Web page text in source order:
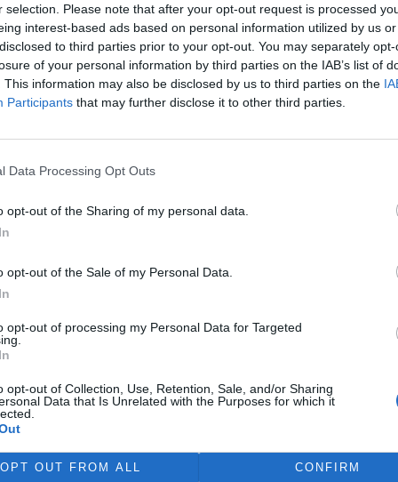
selection. Please note that after your opt-out request is processed
interest-based ads based on personal information utilized by us
to third parties prior to your opt-out. You may separately
of your personal information by third parties on the IAB’s list of
This information may also be disclosed by us to third parties on the
Participants that may further disclose it to other third parties.
Data Processing Opt Outs
opt-out of the Sharing of my personal data.
opt-out of the Sale of my Personal Data.
opt-out of processing my Personal Data for Targeted
opt-out of Collection, Use, Retention, Sale, and/or Sharing
Data that Is Unrelated with the Purposes for which it
OPT OUT FROM ALL CONFIRM
nevyřeší jen nová
stávajících
380 tisíc domácností v
potřebuje cenově dostupné
rozvoj se to týká přibližně
v nájmu. K řešení
výstavby nutné
budov. Ty mohou
využití objektů v centrech
provozní náklady.
na bydlení více než 40 %
hlubokomořskou
nimi zatím chybí
skončilo 31. Valné
Mezinárodního úřadu
dno (ISA), kde měla své
i Česká republika.